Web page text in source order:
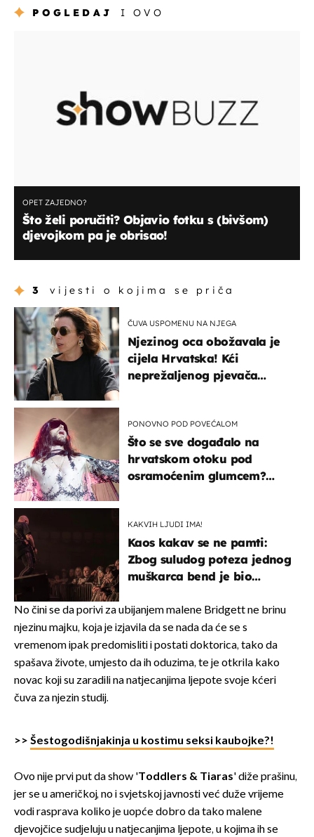
POGLEDAJ I OVO
OPET ZAJEDNO?
Što želi poručiti? Objavio fotku s (bivšom)
djevojkom pa je obrisao!
3 vijesti o kojima se priča
ČUVA USPOMENU NA NJEGA
Njezinog oca obožavala je
cijela Hrvatska! Kći
neprežaljenog pjevača
PONOVNO POD POVEĆALOM
Što se sve događalo na
hrvatskom otoku pod
osramoćenim glumcem?
KAKVIH LJUDI IMA!
Kaos kakav se ne pamti:
Zbog suludog poteza jednog
muškarca bend je bio
No čini se da porivi za ubijanjem malene Bridgett ne brinu
njezinu majku, koja je izjavila da se nada da će se s
vremenom ipak predomisliti i postati doktorica, tako da
spašava živote, umjesto da ih oduzima, te je otkrila kako
novac koji su zaradili na natjecanjima ljepote svoje kćeri
čuva za njezin studij.
>> Šestogodišnjakinja u kostimu seksi kaubojke?!
Ovo nije prvi put da show 'Toddlers & Tiaras' diže prašinu,
jer se u američkoj, no i svjetskoj javnosti već duže vrijeme
vodi rasprava koliko je uopće dobro da tako malene
djevojčice sudjeluju u natjecanjima ljepote, u kojima ih se